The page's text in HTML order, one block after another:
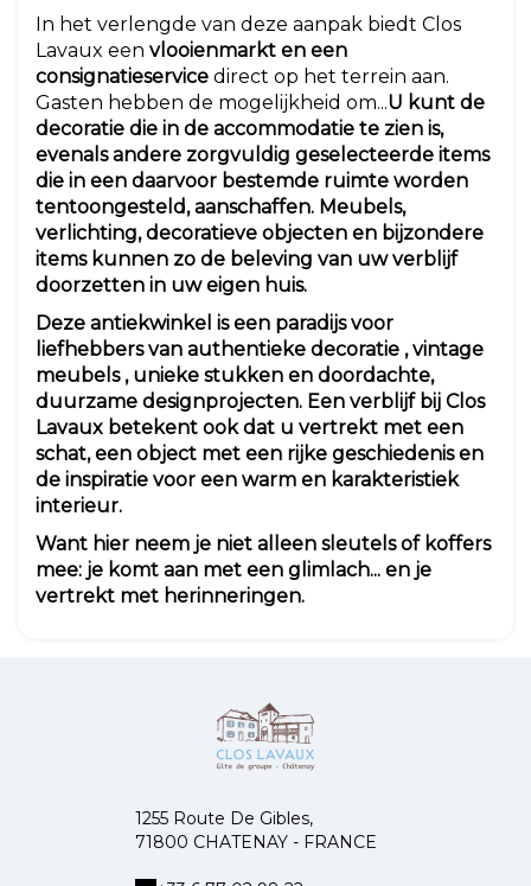
In het verlengde van deze aanpak biedt Clos
Lavaux een vlooienmarkt en een
consignatieservice direct op het terrein aan.
Gasten hebben de mogelijkheid om...U kunt de
decoratie die in de accommodatie te zien is,
evenals andere zorgvuldig geselecteerde items
die in een daarvoor bestemde ruimte worden
tentoongesteld, aanschaffen. Meubels,
verlichting, decoratieve objecten en bijzondere
items kunnen zo de beleving van uw verblijf
doorzetten in uw eigen huis.
Deze antiekwinkel is een paradijs voor
liefhebbers van authentieke decoratie ,vintage
meubels, unieke stukken en doordachte,
duurzame designprojecten. Een verblijf bij Clos
Lavaux betekent ook dat u vertrekt met een
schat, een object met een rijke geschiedenis en
de inspiratie voor een warm en karakteristiek
interieur.
Want hier neem je niet alleen sleutels of koffers
mee: je komt aan met een glimlach... en je
vertrekt met herinneringen.
1255 Route De Gibles,
71800 CHATENAY - FRANCE